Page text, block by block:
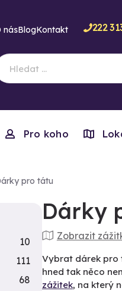
násBlogKontakt 222
Pro koho
pro tátu
Dárky
Zobrazit
Vybrat dárek pro
hned tak něco
zážitek, na který
10
111
68